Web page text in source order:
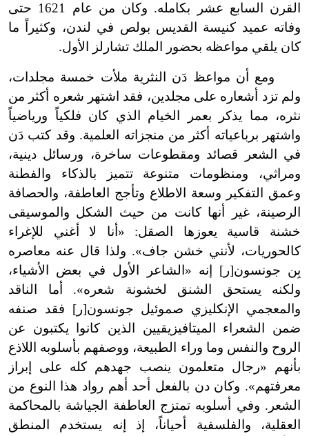
القرن السابع عشر بكامله. وكان من عام 1621 حتى
وفاته عميد كنيسة القديس بولص في لندن، وكثيراً ما
كان يلقي مواعظه بحضور الملك تشارلز الأول.
ومع أن مواعظ دَن النثرية ملأت خمسة مجلدات،
ولم تزد أشعاره على مجلدين، فقد اشتهر شعره أكثر من
نثره، مما يذكر بعمر الخيام الذي كان فلكياً ورياضياً
واشتهر برباعياته أكثر من منجزاته العلمية. وقد كتب دَن
في الشعر قصائد ومقطوعات ساخرة، ورسائل دينية،
ومراثي، ومنظومات متنوعة تتميز بالذكاء والفطنة
وعمق التفكير وسعة الاطلاع وتأجج العاطفة، والحصافة
الرصينة، غير أنها كانت من حيث الشكل والموسيقى
خشنة قاسية يعوزها الصقل: «أنا لا أغني للإغراء
كالحوريات، لأنني خشن جاف». ولذا قال عنه معاصره
بِن جونسون[ر] إنه «الشاعر الأول في بعض الأشياء،
ولكنه يستحق الشنق لخشونة شعره». أما الناقد
والمعجمي الإنكليزي صموئيل جونسون[ر] فقد صنفه
ضمن الشعراء الميتافيزيقيين الذين كانوا يكتبون عن
الروح والنفس وما وراء الطبيعة، ووصفهم بأسلوبه اللاذع
بأنهم «رجال متعلمون ينصب جهدهم كله على إبراز
معرفتهم». وكان دن بالفعل أحد أهم رواد هذا النوع من
الشعر. وفي أسلوبه تمتزج العاطفة الجياشة بالمحاكمة
العقلية، والفلسفية أحياناً، إذ إنه يستخدم المنطق